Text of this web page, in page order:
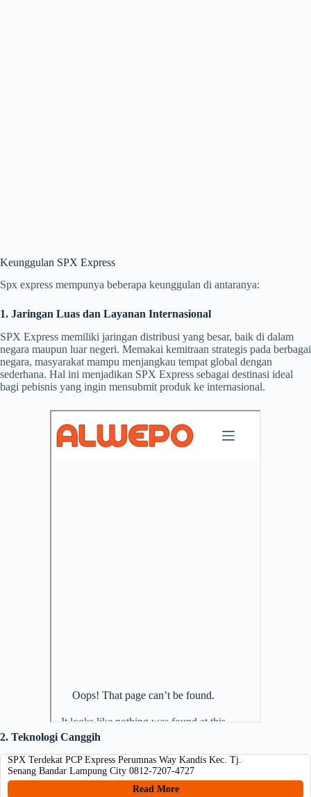
Keunggulan SPX Express
Spx express mempunya beberapa keunggulan di antaranya:
1. Jaringan Luas dan Layanan Internasional
SPX Express memiliki jaringan distribusi yang besar, baik di dalam
negara maupun luar negeri. Memakai kemitraan strategis pada berbagai
negara, masyarakat mampu menjangkau tempat global dengan
sederhana. Hal ini menjadikan SPX Express sebagai destinasi ideal
bagi pebisnis yang ingin mensubmit produk ke internasional.
2. Teknologi Canggih
SPX Terdekat PCP Express Perumnas Way Kandis Kec. Tj.
Senang Bandar Lampung City 0812-7207-4727
Read More